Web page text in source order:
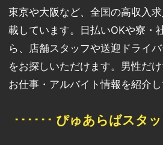
東京や大阪など、全国の高収入
載しています。日払いOKや寮・
ら、店舗スタッフや送迎ドライ
をお探しいただけます。男性だ
お仕事・アルバイト情報を紹介し
･･････ ぴゅあらばスタ